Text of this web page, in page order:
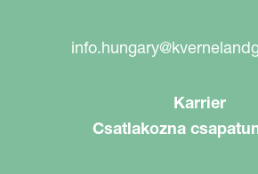
Karrier
Csatlakozna